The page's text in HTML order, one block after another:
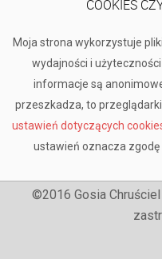
COOKIES
Moja strona wykorzystuje
wydajności i
informacje są
przeszkadza, to
ustawień dotyczących
ustawień oznacza zgodę
©2016 Gosia